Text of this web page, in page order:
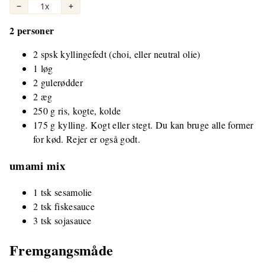
− 1x +
2 personer
2 spsk kyllingefedt (choi, eller neutral olie)
1 løg
2 gulerødder
2 æg
250 g ris, kogte, kolde
175 g kylling. Kogt eller stegt. Du kan bruge alle former
for kød. Rejer er også godt.
umami mix
1 tsk sesamolie
2 tsk fiskesauce
3 tsk sojasauce
Fremgangsmåde